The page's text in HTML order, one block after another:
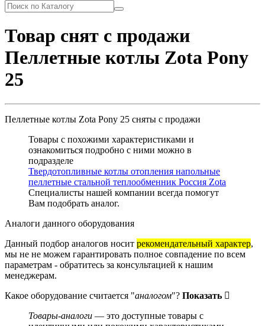
Товар снят с продажи
Пеллетные котлы Zota Pony
25
Пеллетные котлы Zota Pony 25 сняты с продажи
Товары с похожими характеристиками и
ознакомиться подробно с ними можно в
подразделе
Твердотопливные котлы отопления напольные
пеллетные стальной теплообменник Россия Zota
Специалисты нашей компании всегда помогут
Вам подобрать аналог.
Аналоги данного оборудования
Данный подбор аналогов носит рекомендательный характер,
мы не не можем гарантировать полное совпадение по всем
параметрам - обратитесь за консультацией к нашим
менеджерам.
Какое оборудование считается "аналогом"? Показать
Товары-аналоги — это доступные товары с